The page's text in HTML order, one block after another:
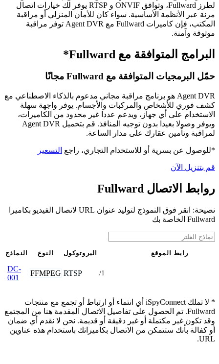
لطرز Fullward، وتوافق ONVIF و RTSP يوفر لك خيارات اتصال
مرنة عبر الأنظمة الأساسية. سواء كان للأمان المنزلي أو مراقبة
المكتب، فإن كاميرات Fullward مع Agent DVR توفر مراقبة
موثوقة وآمنة.
البرامج المتوافقة مع Fullward*
حمّل البرمجيات المتوافقة مع Fullward مجانًا
Agent DVR هو برنامج مراقبة مجاني مدعوم بالذكاء الاصطناعي مع
كشف فوري للأشخاص والمركبات والأجسام. يوفر واجهة سهلة
الاستخدام على أي جهاز، ويدعم عددا غير محدود من الكاميرات،
ويوفر وصولا بعيدا بدون توجيه المنافذ. قم بتحميل Agent DVR
لمراقبة وتأمين عقارك على مدار الساعة.
*للوصول عن بسرية أو للاستخدام التجاري، راجع التسعير
قم بتنزيل الآن
روابط الاتصال Fullward
نصيحة: انقر فوق النموذج لتوليد عنوان URL لاتصال الفيديو بكاميرا
Fullward الخاصة بك
النماذج النوع البروتوكول رابط الموقع
DC-
001
FFMPEG RTSP /1
* لا تملك iSpyConnect أي انتماء أو ارتباط أو تجمع مع منتجات
Fullward. تم الحصول على تفاصيل الاتصال المقدمة هنا من المجتمع
وقد تكون غير مكتملة أو غير دقيقة أو قديمة. نحن لا نقدم أي ضمان
أو كفالة بأنك ستتمكن من الاتصال بكاميراتك باستخدام هذه عناوين
URL.